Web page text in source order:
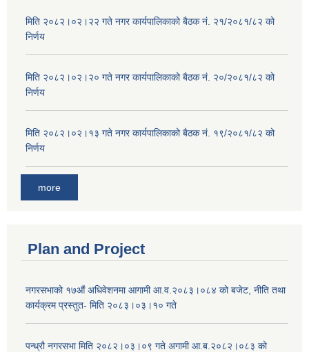
मिति २०८२।०२।२२ गते नगर कार्यपालिकाको बैठक नं. २१/२०८१/८२ को
निर्णय
मिति २०८२।०२।२० गते नगर कार्यपालिकाको बैठक नं. २०/२०८१/८२ को
निर्णय
मिति २०८२।०२।१३ गते नगर कार्यपालिकाको बैठक नं. १९/२०८१/८२ को
निर्णय
more
Plan and Project
नगरसभाको १७औं अधिवेशनमा आगामी आ.व.२०८३।०८४ को बजेट, नीति तथा
कार्यक्रम प्रस्तुत- मिति २०८३।०३।१० गते
पन्ध्रौ नगरसभा मिति २०८२।०३।०९ गते अगामी आ.ब.२०८२।०८३ को